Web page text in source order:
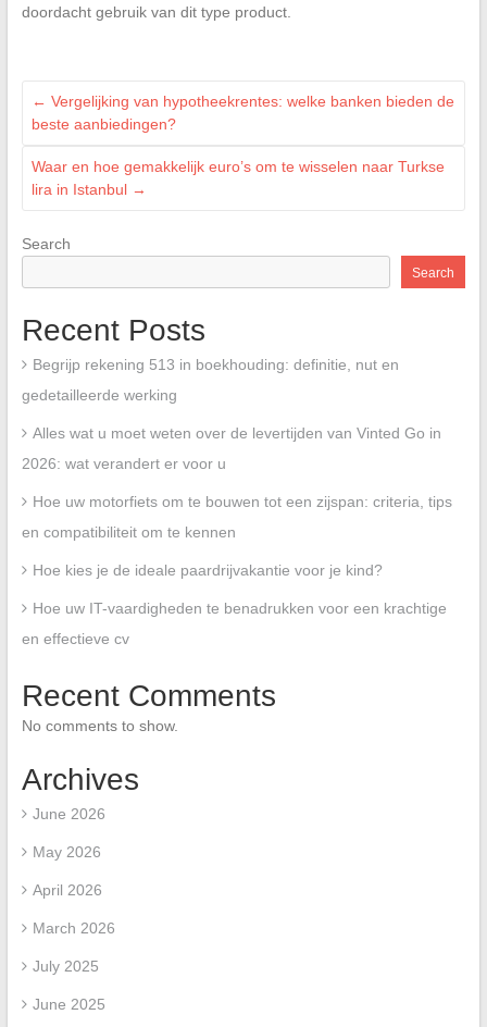
doordacht gebruik van dit type product.
← Vergelijking van hypotheekrentes: welke banken bieden de
beste aanbiedingen?
Waar en hoe gemakkelijk euro’s om te wisselen naar Turkse
lira in Istanbul →
Search
Search
Recent Posts
Begrijp rekening 513 in boekhouding: definitie, nut en
gedetailleerde werking
Alles wat u moet weten over de levertijden van Vinted Go in
2026: wat verandert er voor u
Hoe uw motorfiets om te bouwen tot een zijspan: criteria, tips
en compatibiliteit om te kennen
Hoe kies je de ideale paardrijvakantie voor je kind?
Hoe uw IT-vaardigheden te benadrukken voor een krachtige
en effectieve cv
Recent Comments
No comments to show.
Archives
June 2026
May 2026
April 2026
March 2026
July 2025
June 2025